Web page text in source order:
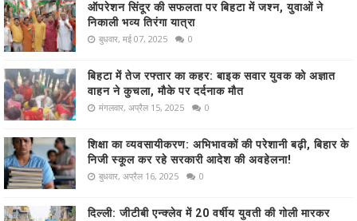
ऑपरेशन सिंदूर की सफलता पर बिहटा में जश्न, युवाओं ने
निकाली भव्य तिरंगा यात्रा
बुधवार, मई 07, 2025 0
बिहटा में तेज रफ्तार का कहर: बाइक सवार युवक को अज्ञात
वाहन ने कुचला, मौके पर दर्दनाक मौत
मंगलवार, अप्रैल 15, 2025 0
शिक्षा का व्यवसायीकरण: अभिभावकों की परेशानी बढ़ी, बिहार के
निजी स्कूल कर रहे सरकारी आदेश की अवहेलना!
बुधवार, अप्रैल 16, 2025 0
दिल्ली: जीटीबी एन्क्लेव में 20 वर्षीय युवती की गोली मारकर